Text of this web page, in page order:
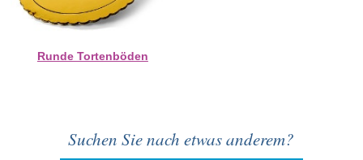
Runde Tortenböden
Suchen Sie nach etwas anderem?